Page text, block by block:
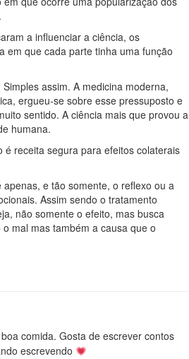
a influenciar a ciência, os
em que cada parte tinha uma função
assim. A medicina moderna,
ergueu-se sobre esse pressuposto e
sentido. A ciência mais que provou a
humana.
receita segura para efeitos colaterais
e tão somente, o reflexo ou a
Assim sendo o tratamento
não somente o efeito, mas busca
mal mas também a causa que o
comida. Gosta de escrever contos
escrevendo